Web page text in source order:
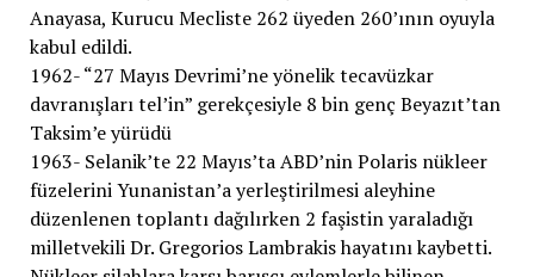
Anayasa, Kurucu Mecliste 262 üyeden 260’ının oyuyla
kabul edildi.
1962- “27 Mayıs Devrimi’ne yönelik tecavüzkar
davranışları tel’in” gerekçesiyle 8 bin genç Beyazıt’tan
Taksim’e yürüdü
1963- Selanik’te 22 Mayıs’ta ABD’nin Polaris nükleer
füzelerini Yunanistan’a yerleştirilmesi aleyhine
düzenlenen toplantı dağılırken 2 faşistin yaraladığı
milletvekili Dr. Gregorios Lambrakis hayatını kaybetti.